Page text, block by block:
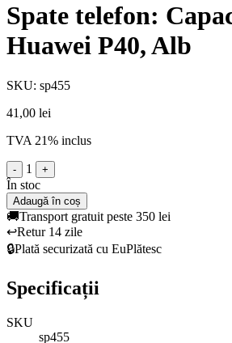
Spate telefon:
Huawei P40, Alb
SKU: sp455
41,00 lei
TVA 21% inclus
- 1 +
În stoc
Adaugă în coș
🚚Transport gratuit peste 350 lei
↩️Retur 14 zile
🔒Plată securizată cu EuPlătesc
Specificații
SKU
sp455